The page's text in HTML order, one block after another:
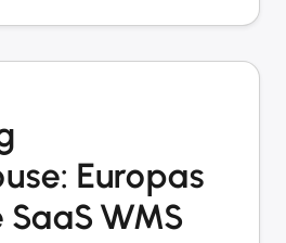
Europas
WMS